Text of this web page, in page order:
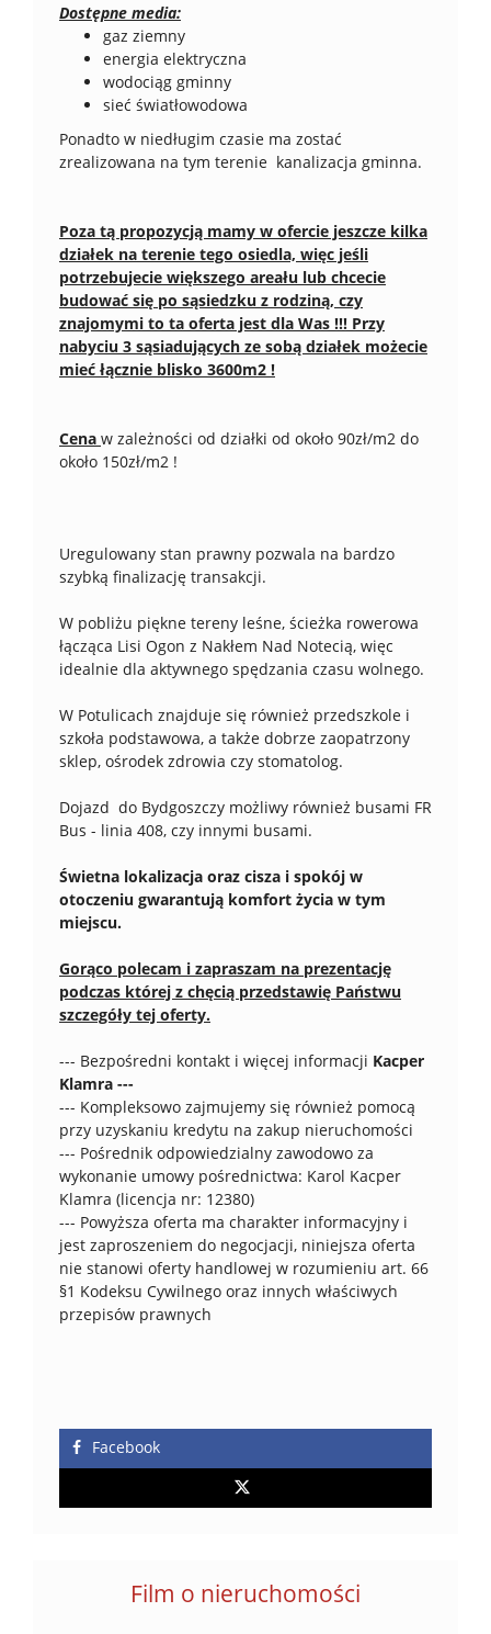
Dostępne media:
gaz ziemny
energia elektryczna
wodociąg gminny
sieć światłowodowa
Ponadto w niedługim czasie ma zostać
zrealizowana na tym terenie kanalizacja gminna.
Poza tą propozycją mamy w ofercie jeszcze kilka
działek na terenie tego osiedla, więc jeśli
potrzebujecie większego areału lub chcecie
budować się po sąsiedzku z rodziną, czy
znajomymi to ta oferta jest dla Was !!! Przy
nabyciu 3 sąsiadujących ze sobą działek możecie
mieć łącznie blisko 3600m2 !
Cena w zależności od działki od około 90zł/m2 do
około 150zł/m2 !
Uregulowany stan prawny pozwala na bardzo
szybką finalizację transakcji.
W pobliżu piękne tereny leśne, ścieżka rowerowa
łącząca Lisi Ogon z Nakłem Nad Notecią, więc
idealnie dla aktywnego spędzania czasu wolnego.
W Potulicach znajduje się również przedszkole i
szkoła podstawowa, a także dobrze zaopatrzony
sklep, ośrodek zdrowia czy stomatolog.
Dojazd do Bydgoszczy możliwy również busami FR
Bus - linia 408, czy innymi busami.
Świetna lokalizacja oraz cisza i spokój w
otoczeniu gwarantują komfort życia w tym
miejscu.
Gorąco polecam i zapraszam na prezentację
podczas której z chęcią przedstawię Państwu
szczegóły tej oferty.
--- Bezpośredni kontakt i więcej informacji Kacper
Klamra ---
--- Kompleksowo zajmujemy się również pomocą
przy uzyskaniu kredytu na zakup nieruchomości
--- Pośrednik odpowiedzialny zawodowo za
wykonanie umowy pośrednictwa: Karol Kacper
Klamra (licencja nr: 12380)
--- Powyższa oferta ma charakter informacyjny i
jest zaproszeniem do negocjacji, niniejsza oferta
nie stanowi oferty handlowej w rozumieniu art. 66
§1 Kodeksu Cywilnego oraz innych właściwych
przepisów prawnych
Facebook
Film o nieruchomości